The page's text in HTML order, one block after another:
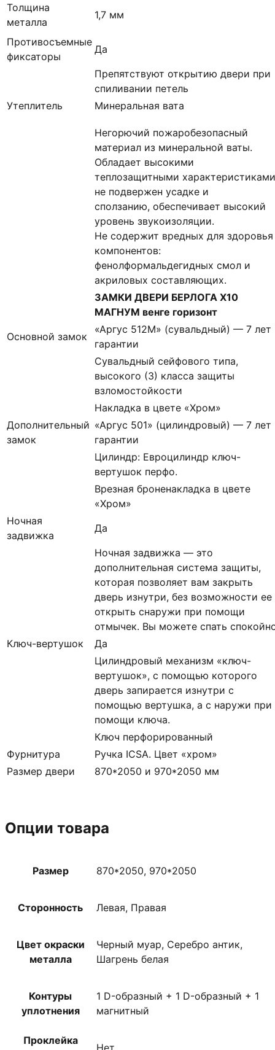
Толщина
металла
1,7 мм
Противосъемные
фиксаторы
Да
Препятствуют открытию двери при
спиливании петель
Утеплитель
Минеральная вата
Негорючий пожаробезопасный
материал из минеральной ваты.
Обладает высокими
теплозащитными
не подвержен усадке и
сползанию, обеспечивает высокий
уровень звукоизоляции.
Не содержит вредных для здоровья
компонентов:
фенолформальдегидных смол и
акриловых составляющих.
ЗАМКИ ДВЕРИ БЕРЛОГА Х10
МАГНУМ венге горизонт
Основной замок
«Аргус 512М» (сувальдный) — 7 лет
гарантии
Сувальдный сейфового типа,
высокого (3) класса защиты
взломостойкости
Накладка в цвете «Хром»
Дополнительный
замок
«Аргус 501» (цилиндровый) — 7 лет
гарантии
Цилиндр: Евроцилиндр ключ-
вертушок перфо.
Врезная броненакладка в цвете
«Хром»
Ночная
задвижка
Да
Ночная задвижка — это
дополнительная система защиты,
которая позволяет вам закрыть
дверь изнутри, без возможности ее
открыть снаружи при помощи
отмычек. Вы можете спать
Ключ-вертушок
Да
Цилиндровый механизм «ключ-
вертушок», с помощью которого
дверь запирается изнутри с
помощью вертушка, а с наружи при
помощи ключа.
Ключ перфорированный
Фурнитура
Ручка ICSA. Цвет «хром»
Размер двери
870*2050 и 970*2050 мм
Опции товара
Размер 870*2050, 970*2050
Сторонность Левая, Правая
Цвет окраски
металла
Черный муар, Серебро антик,
Шагрень белая
Контуры
уплотнения
1 D-образный + 1 D-образный + 1
магнитный
Проклейка
Нет